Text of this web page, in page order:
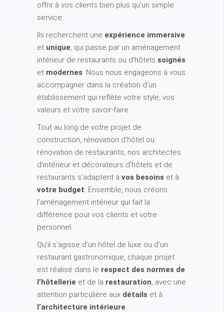
offrir à vos clients bien plus qu’un simple
service.
Ils recherchent uneexpérience immersive
etunique, qui passe par un aménagement
intérieur de restaurants ou d’hôtelssoignés
etmodernes. Nous nous engageons à vous
accompagner dans la création d’un
établissement qui reflète votre style, vos
valeurs et votre savoir-faire.
Tout au long de votre projet de
construction, rénovation d’hôtel ou
rénovation de restaurants, nos architectes
d’intérieur et décorateurs d’hôtels et de
restaurants s’adaptent àvos besoinset à
votre budget. Ensemble, nous créons
l’aménagement intérieur qui fait la
différence pour vos clients et votre
personnel.
Qu’il s’agisse d’un hôtel de luxe ou d’un
restaurant gastronomique, chaque projet
est réalisé dans lerespect des normes de
l’hôtellerieet de larestauration, avec une
attention particulière auxdétailset à
l’architecture intérieure.